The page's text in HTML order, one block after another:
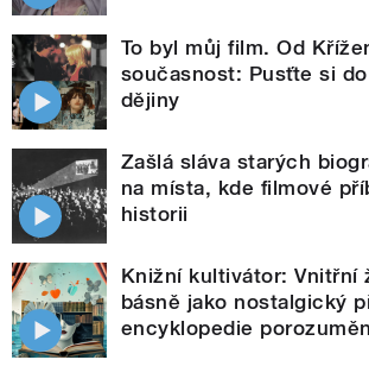
To byl můj film. Od
současnost: Pusťte si
dějiny
Zašlá sláva starých
na místa, kde filmové
historii
Knižní kultivátor: Vnitřní
básně jako nostalgický
encyklopedie